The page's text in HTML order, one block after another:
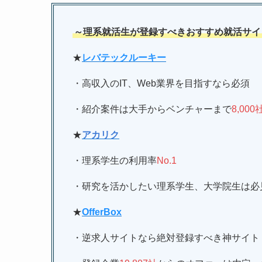
～理系就活生が登録すべきおすすめ就活サ
★レバテックルーキー
・高収入のIT、Web業界を目指すなら必須
・紹介案件は大手からベンチャーまで8,000
★アカリク
・理系学生の利用率No.1
・研究を活かしたい理系学生、大学院生は必
★OfferBox
・逆求人サイトなら絶対登録すべき神サイト